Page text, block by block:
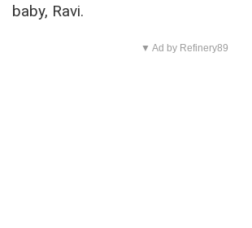
baby, Ravi.
▼ Ad by Refinery89